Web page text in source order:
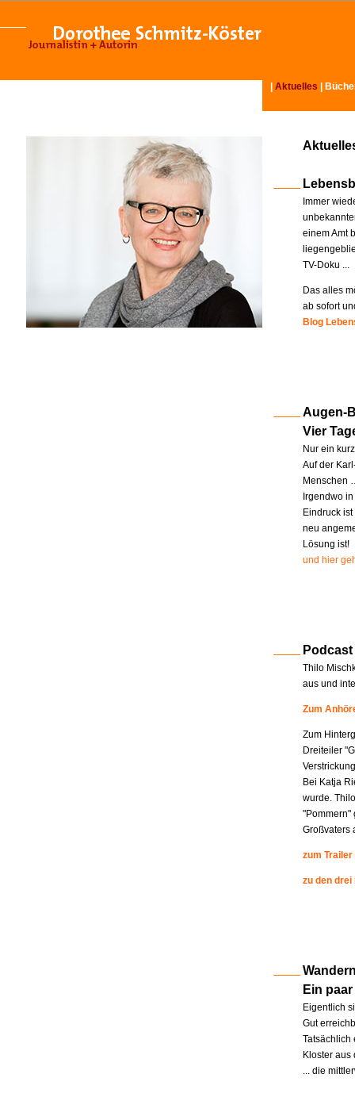
Aktuelles
Immer
einem Amt
TV-Doku ...
Das alles
ab sofort
Blog
Augen-
Vier
Nur ein
Auf der
Menschen
Irgendwo
Eindruck
neu
Lösung ist!
und hier
Podcast
Thilo
aus und
Zum
Zum
Dreiteiler
Bei Katja
wurde.
"Pommern"
Großvaters
zum Trailer
zu den
Ein
Eigentlich
Gut
Tatsächlich
Kloster
... die